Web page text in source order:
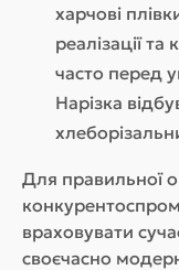
харчові
реалізації
часто перед
Нарізка
Для правильної
враховувати
своєчасно